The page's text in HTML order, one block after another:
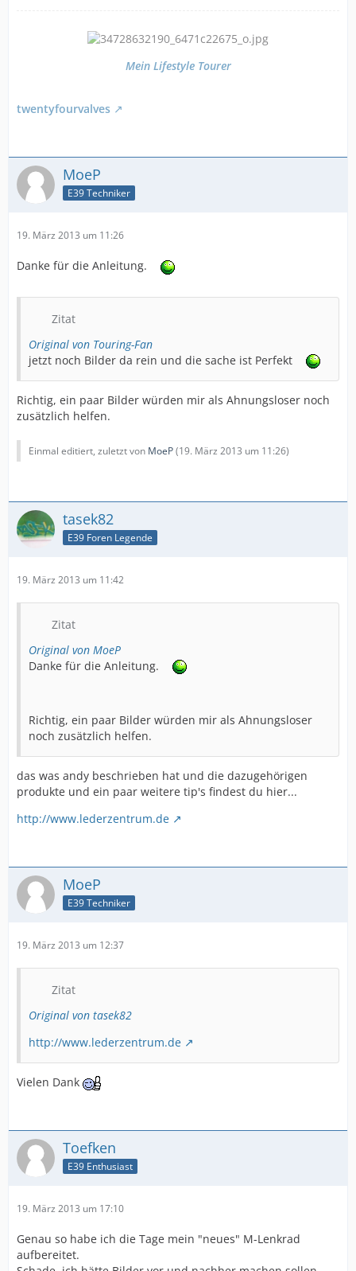
Mein Lifestyle Tourer
twentyfourvalves
MoeP
E39 Techniker
19. März 2013 um 11:26
Danke für die Anleitung.
Zitat
Original von Touring-Fan
jetzt noch Bilder da rein und die sache ist Perfekt
Richtig, ein paar Bilder würden mir als Ahnungsloser noch
zusätzlich helfen.
Einmal editiert, zuletzt von MoeP(19. März 2013 um 11:26)
tasek82
E39 Foren Legende
19. März 2013 um 11:42
Zitat
Original von MoeP
Danke für die Anleitung.
Richtig, ein paar Bilder würden mir als Ahnungsloser
noch zusätzlich helfen.
das was andy beschrieben hat und die dazugehörigen
produkte und ein paar weitere tip's findest du hier...
http://www.lederzentrum.de
MoeP
E39 Techniker
19. März 2013 um 12:37
Zitat
Original von tasek82
http://www.lederzentrum.de
Vielen Dank
Toefken
E39 Enthusiast
19. März 2013 um 17:10
Genau so habe ich die Tage mein "neues" M-Lenkrad
aufbereitet.